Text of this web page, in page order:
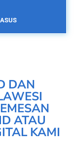
DAN
ATAU
KAMI